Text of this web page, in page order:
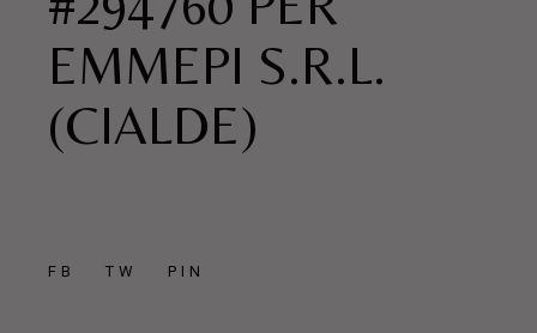
EMMEPI S.R.L.
(CIALDE)
FB TW PIN